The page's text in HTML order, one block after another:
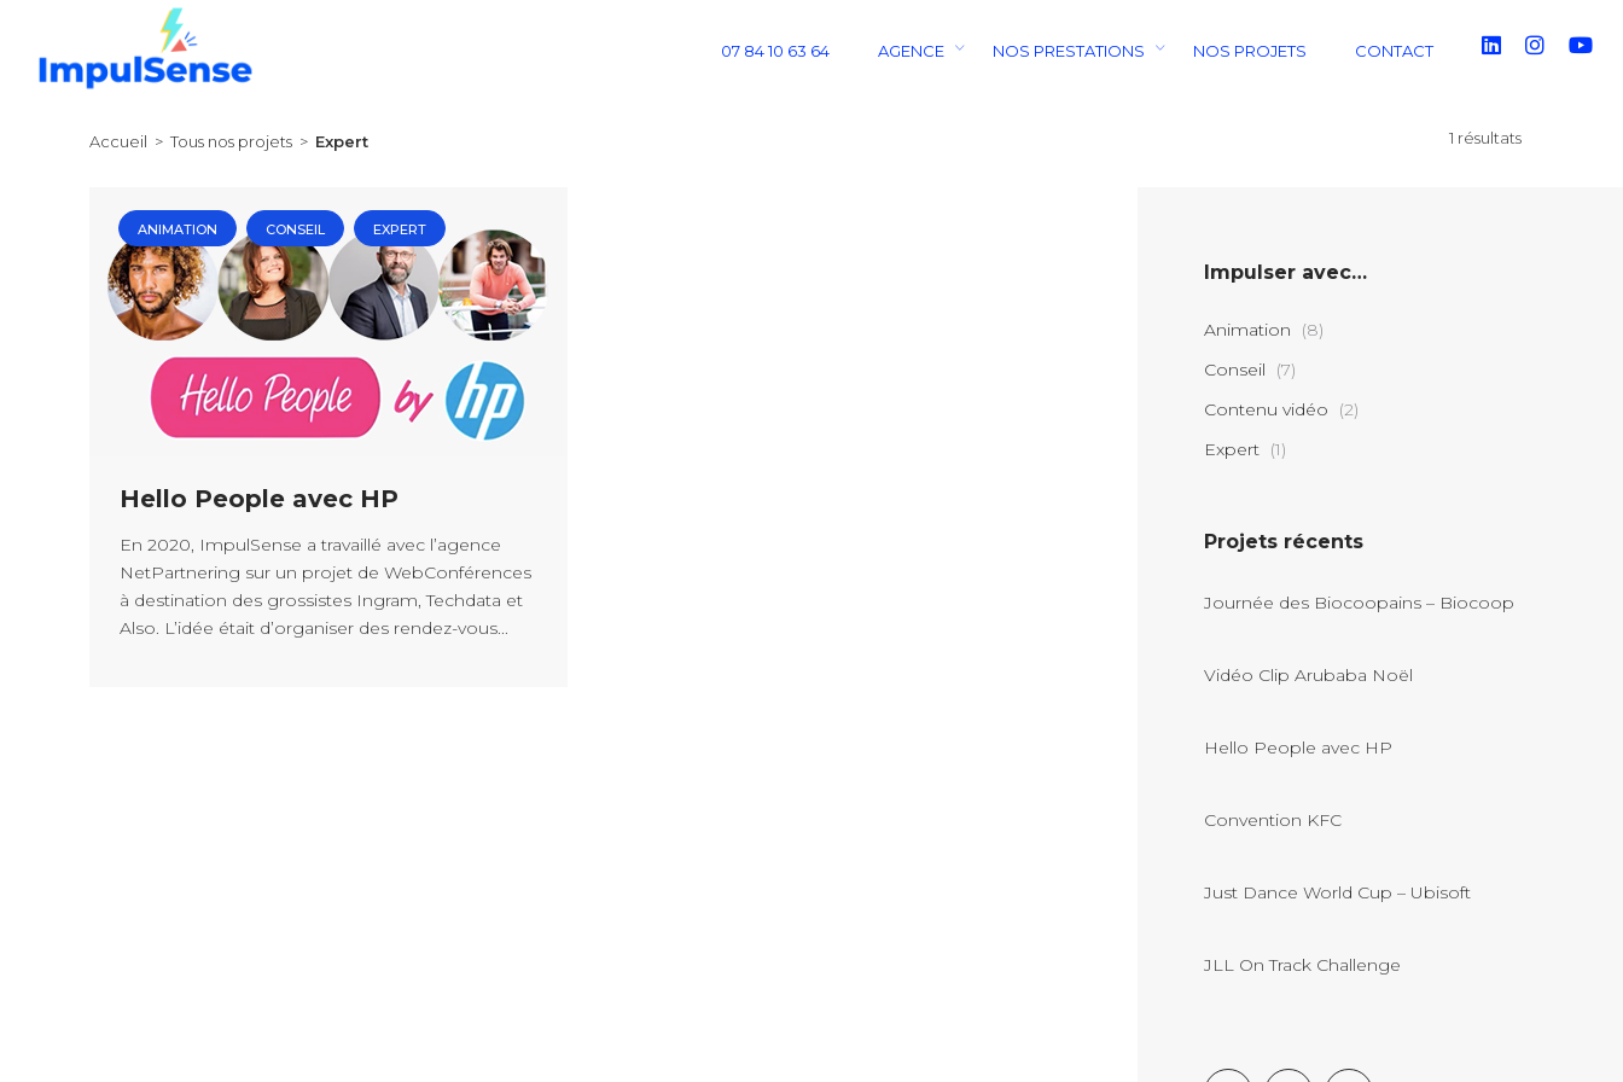
content
07 84 10 63 64 AGENCE NOS PRESTATIONS NOS PROJETS CONTACT
Accueil > Tous nos projets > Expert 1 résultats
ANIMATION CONSEIL EXPERT
Hello People avec HP
En 2020, ImpulSense a travaillé avec l’agence
NetPartnering sur un projet de WebConférences
à destination des grossistes Ingram, Techdata et
Also. L’idée était d’organiser des rendez-vous...
Impulser avec…
Animation
(8)
Conseil
(7)
Contenu vidéo
(2)
Expert (1)
Projets récents
Journée des Biocoopains – Biocoop
Vidéo Clip Arubaba Noël
Hello People avec HP
Convention KFC
Just Dance World Cup – Ubisoft
JLL On Track Challenge